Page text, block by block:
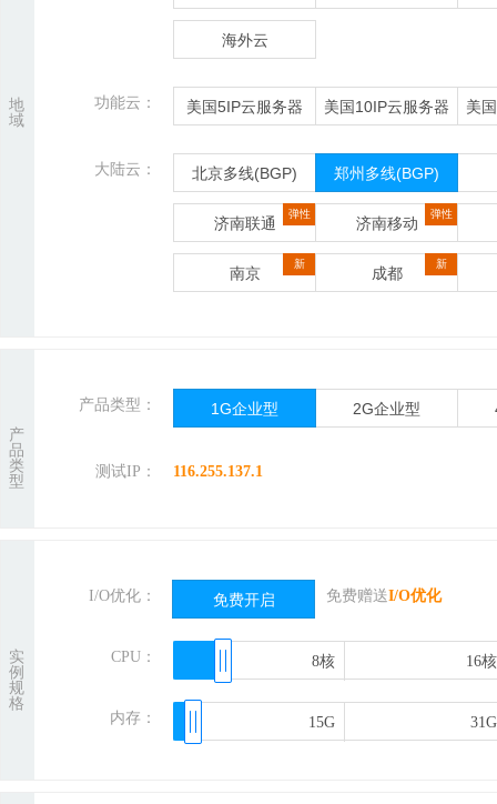
地
域
海外云
功能云： 美国5IP云服务器 美国10IP云服务器 美
大陆云： 北京多线(BGP) 郑州多线(BGP)
济南联通
弹性
济南移动
弹性
南京
新
成都
新
产
品
类
型
产品类型： 1G企业型 2G企业型
测试IP： 116.255.137.1
实
例
规
格
I/O优化： 免费开启 免费赠送I/O优化
CPU： 8核 16核
8核 16核
内存： 15G 31G
15G 31G